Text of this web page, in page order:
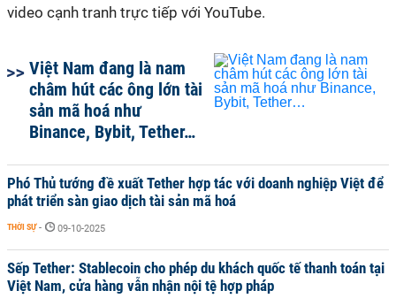
video cạnh tranh trực tiếp với YouTube.
Việt Nam đang là nam
châm hút các ông lớn tài
sản mã hoá như
Binance, Bybit, Tether…
Phó Thủ tướng đề xuất Tether hợp tác với doanh nghiệp Việt để
phát triển sàn giao dịch tài sản mã hoá
THỜI SỰ - 09-10-2025
Sếp Tether: Stablecoin cho phép du khách quốc tế thanh toán tại
Việt Nam, cửa hàng vẫn nhận nội tệ hợp pháp